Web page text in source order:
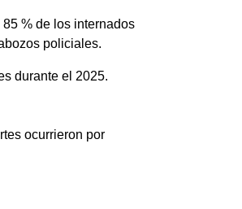
% de los internados
policiales.
durante el 2025.
ocurrieron por